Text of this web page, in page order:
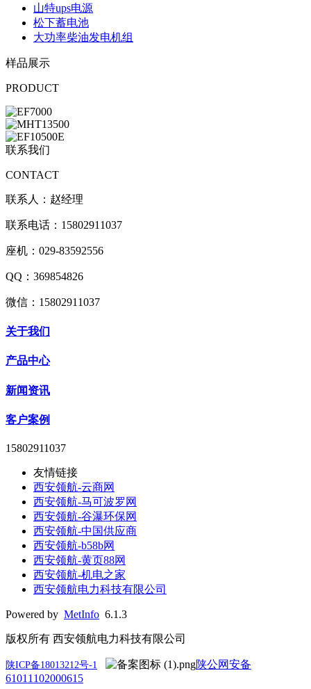
山特ups电源
松下蓄电池
大功率柴油发电机组
样品展示
PRODUCT
联系我们
CONTACT
联系人：赵经理
联系电话：15802911037
座机：029-83592556
QQ：369854826
微信：15802911037
关于我们
产品中心
新闻资讯
客户案例
15802911037
友情链接
西安领航-云商网
西安领航-马可波罗网
西安领航-谷瀑环保网
西安领航-中国供应商
西安领航-b58b网
西安领航-黄页88网
西安领航-机电之家
西安领航电力科技有限公司
Powered by MetInfo 6.1.3
版权所有 西安领航电力科技有限公司
陕ICP备18013212号-1
陕公网安备
61011102000615